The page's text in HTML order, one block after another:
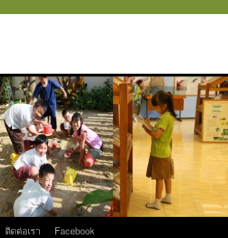
ติดต่อเรา Facebook